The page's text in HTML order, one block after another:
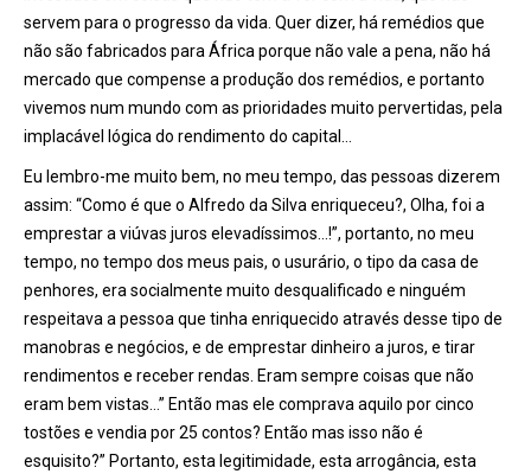
servem para o progresso da vida. Quer dizer, há remédios que
não são fabricados para África porque não vale a pena, não há
mercado que compense a produção dos remédios, e portanto
vivemos num mundo com as prioridades muito pervertidas, pela
implacável lógica do rendimento do capital…
Eu lembro-me muito bem, no meu tempo, das pessoas dizerem
assim: “Como é que o Alfredo da Silva enriqueceu?, Olha, foi a
emprestar a viúvas juros elevadíssimos…!”, portanto, no meu
tempo, no tempo dos meus pais, o usurário, o tipo da casa de
penhores, era socialmente muito desqualificado e ninguém
respeitava a pessoa que tinha enriquecido através desse tipo de
manobras e negócios, e de emprestar dinheiro a juros, e tirar
rendimentos e receber rendas. Eram sempre coisas que não
eram bem vistas…” Então mas ele comprava aquilo por cinco
tostões e vendia por 25 contos? Então mas isso não é
esquisito?” Portanto, esta legitimidade, esta arrogância, esta